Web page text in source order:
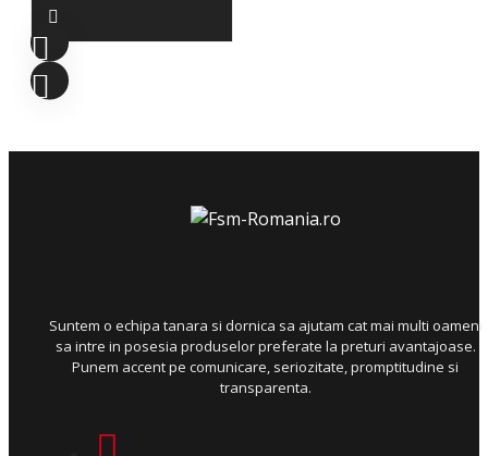
Suntem o echipa tanara si dornica sa ajutam cat mai multi oameni
sa intre in posesia produselor preferate la preturi avantajoase.
Punem accent pe comunicare, seriozitate, promptitudine si
transparenta.